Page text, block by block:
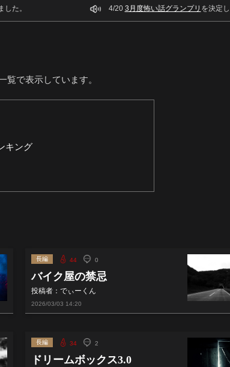
た。 4/20 3月度怖い話グランプリ を決定
で表示しています。
キング
長編 44 0
バイク屋の禁忌
投稿者：でぃーくん
2026/03/03 14:20
長編 34 2
ドリームボックス3.0